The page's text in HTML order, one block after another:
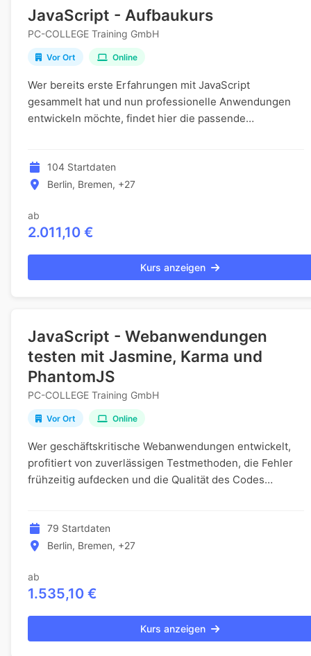
JavaScript - Aufbaukurs
PC-COLLEGE Training GmbH
Vor Ort Online
Wer bereits erste Erfahrungen mit JavaScript
gesammelt hat und nun professionelle Anwendungen
entwickeln möchte, findet hier die passende
104 Startdaten
Berlin, Bremen, +27
ab
2.011,10 €
Kurs anzeigen
JavaScript - Webanwendungen
testen mit Jasmine, Karma und
PhantomJS
PC-COLLEGE Training GmbH
Vor Ort Online
Wer geschäftskritische Webanwendungen entwickelt,
profitiert von zuverlässigen Testmethoden, die Fehler
frühzeitig aufdecken und die Qualität des Codes
79 Startdaten
Berlin, Bremen, +27
ab
1.535,10 €
Kurs anzeigen